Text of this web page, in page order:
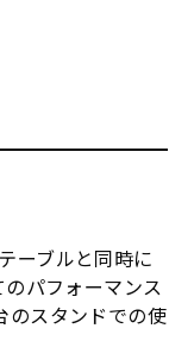
ーブルと同時に
パフォーマンス
のスタンドでの使